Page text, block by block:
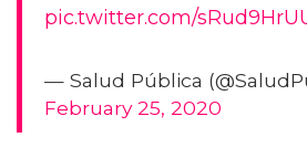
pic.twitter.com/
— Salud Pública
February 25, 2020